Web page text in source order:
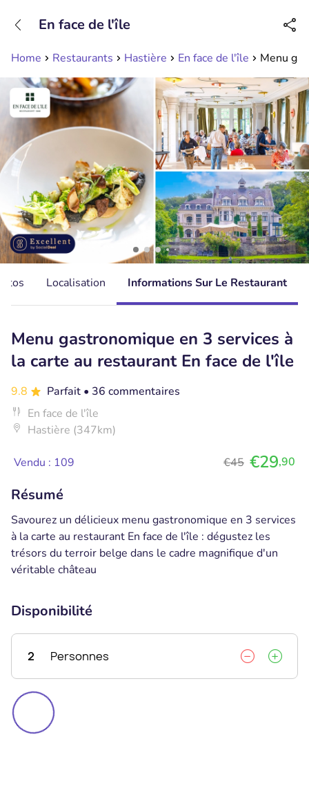
Disponible jusqu'à 23:00 heures
Home Restaurants Hastière En face de l'île Menu
En face de l'île
Localisation Informations Sur Le Restaurant
Menu gastronomique en 3 services à
la carte au restaurant En face de l'île
9.8 Parfait • 36 commentaires
En face de l'île
Hastière (347km)
Vendu : 109 €45 €29,90
Résumé
Savourez un délicieux menu gastronomique en 3 services
à la carte au restaurant En face de l'île : dégustez les
trésors du terroir belge dans le cadre magnifique d'un
véritable château
Disponibilité
2 Personnes